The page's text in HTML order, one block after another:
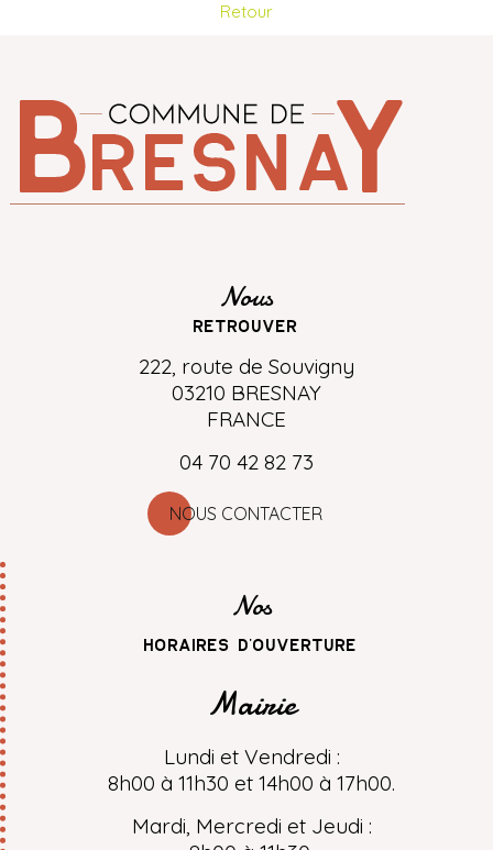
Retour
Nous
retrouver
222, route de Souvigny
03210 BRESNAY
FRANCE
04 70 42 82 73
NOUS CONTACTER
Nos
horaires d'ouverture
Mairie
Lundi et Vendredi :
8h00 à 11h30 et 14h00 à 17h00.
Mardi, Mercredi et Jeudi :